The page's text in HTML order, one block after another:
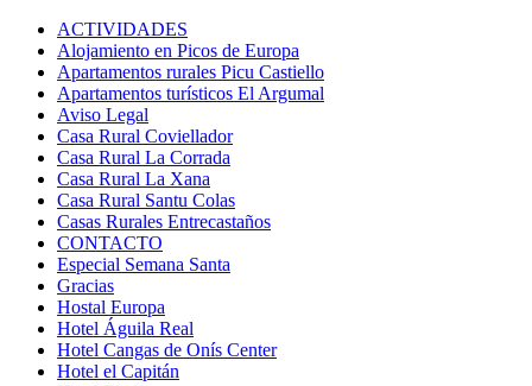
ACTIVIDADES
Alojamiento en Picos de Europa
Apartamentos rurales Picu Castiello
Apartamentos turísticos El Argumal
Aviso Legal
Casa Rural Coviellador
Casa Rural La Corrada
Casa Rural La Xana
Casa Rural Santu Colas
Casas Rurales Entrecastaños
CONTACTO
Especial Semana Santa
Gracias
Hostal Europa
Hotel Águila Real
Hotel Cangas de Onís Center
Hotel el Capitán